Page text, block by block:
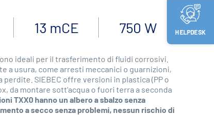
HELPDESK
13 mCE 750 W
ideali per il trasferimento di fluidi corrosivi.
a usura, come arresti meccanici o guarnizioni,
perdite. SIEBEC offre versioni in plastica (PP o
da montare sott'acqua o fuori terra a seconda
TXX0 hanno un albero a sbalzo senza
a secco senza problemi, nessun rischio di